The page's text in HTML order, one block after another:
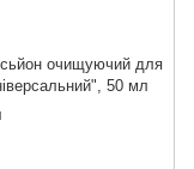
очищуючий для
50 мл